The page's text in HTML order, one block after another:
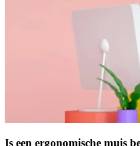
Is een ergonomische muis